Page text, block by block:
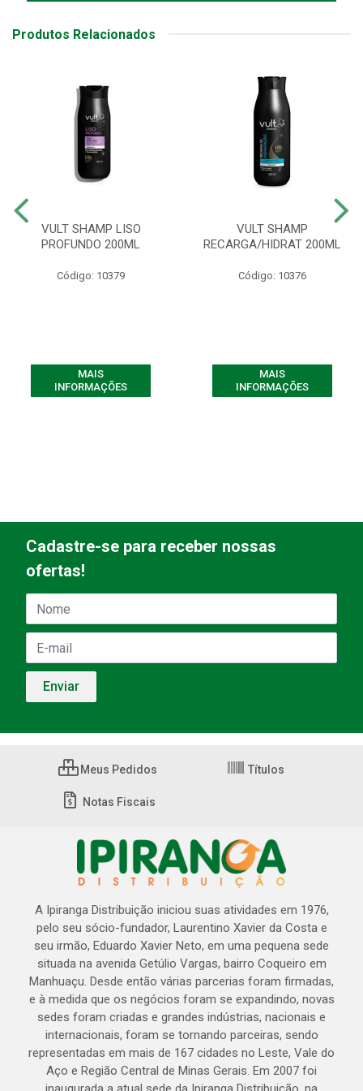
Produtos Relacionados
VULT SHAMP LISO
PROFUNDO 200ML
Código: 10379
MAIS
INFORMAÇÕES
VULT SHAMP
RECARGA/HIDRAT 200ML
Código: 10376
MAIS
INFORMAÇÕES
Cadastre-se para receber nossas
ofertas!
Meus Pedidos Títulos
Notas Fiscais
A Ipiranga Distribuição iniciou suas atividades em 1976,
pelo seu sócio-fundador, Laurentino Xavier da Costa e
seu irmão, Eduardo Xavier Neto, em uma pequena sede
situada na avenida Getúlio Vargas, bairro Coqueiro em
Manhuaçu. Desde então várias parcerias foram firmadas,
e à medida que os negócios foram se expandindo, novas
sedes foram criadas e grandes indústrias, nacionais e
internacionais, foram se tornando parceiras, sendo
representadas em mais de 167 cidades no Leste, Vale do
Aço e Região Central de Minas Gerais. Em 2007 foi